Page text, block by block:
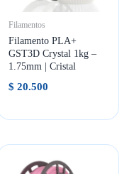
Filamentos
Filamento PLA+
GST3D Crystal 1kg –
1.75mm | Cristal
$ 20.500